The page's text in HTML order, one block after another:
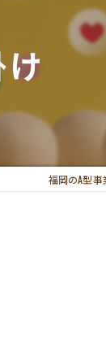
福岡のA型